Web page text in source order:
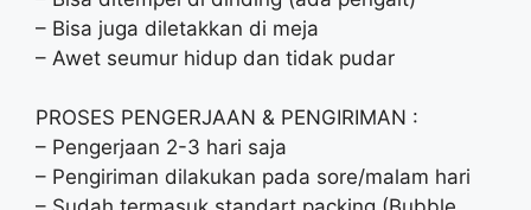
– Bisa juga diletakkan di meja
– Awet seumur hidup dan tidak pudar
PROSES PENGERJAAN & PENGIRIMAN :
– Pengerjaan 2-3 hari saja
– Pengiriman dilakukan pada sore/malam hari